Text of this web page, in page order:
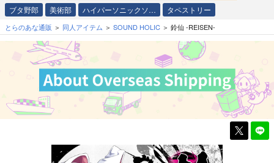
ブタ野郎 美術部 ハイパーソニックソ… タペストリー
とらのあな通販 同人アイテム SOUND HOLIC 鈴仙 -REISEN-